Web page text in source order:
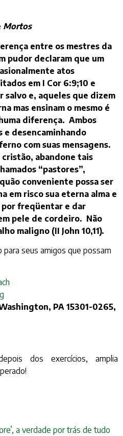
Mortos
entre os mestres da
pudor declaram que um
atos
em I Cor 6:9;10 e
salvo e, aqueles que dizem
mas ensinam o mesmo é
diferença. Ambos
desencaminhando
com suas mensagens.
cristão, abandone tais
“pastores”,
conveniente possa ser
em risco sua eterna alma e
por freqüentar e dar
pele de cordeiro. Não
maligno (II John 10,11).
seus amigos que possam
PA 15301-0265,
dos exercícios, amplia
a verdade por trás de tudo